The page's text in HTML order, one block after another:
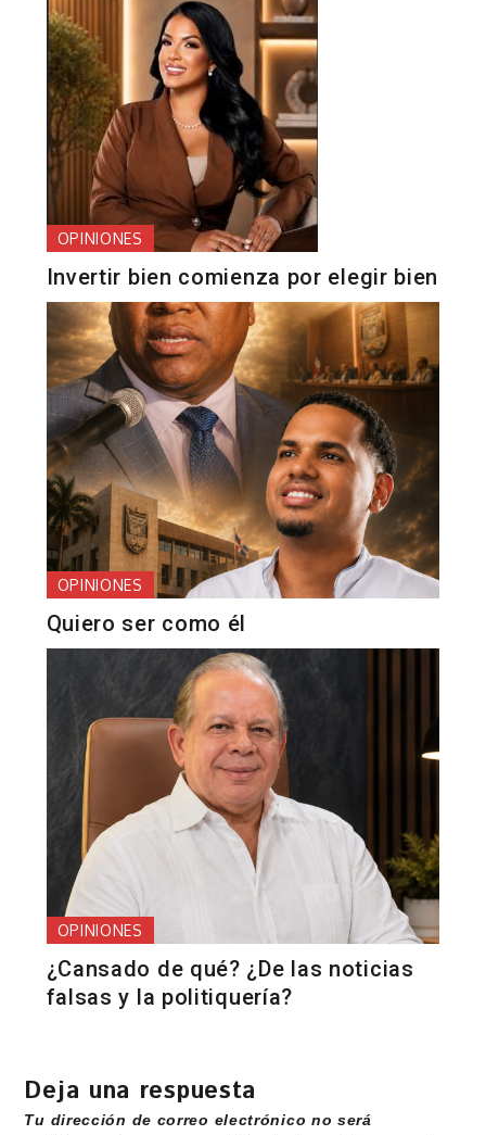
OPINIONES
Invertir bien comienza por elegir bien
OPINIONES
Quiero ser como él
OPINIONES
¿Cansado de qué? ¿De las noticias
falsas y la politiquería?
Deja una respuesta
Tu dirección de correo electrónico no será